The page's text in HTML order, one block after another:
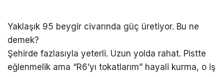
Yaklaşık 95 beygir civarında güç üretiyor. Bu ne
demek?
Şehirde fazlasıyla yeterli. Uzun yolda rahat. Pistte
eğlenmelik ama “R6’yı tokatlarım” hayali kurma, o iş